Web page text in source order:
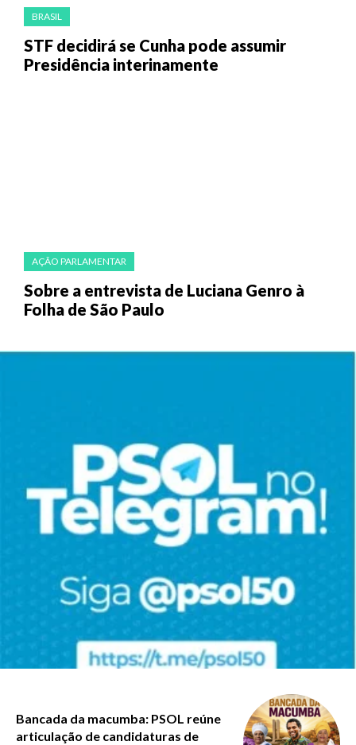
BRASIL
STF decidirá se Cunha pode assumir
Presidência interinamente
AÇÃO PARLAMENTAR
Sobre a entrevista de Luciana Genro à
Folha de São Paulo
Bancada da macumba: PSOL reúne
articulação de candidaturas de